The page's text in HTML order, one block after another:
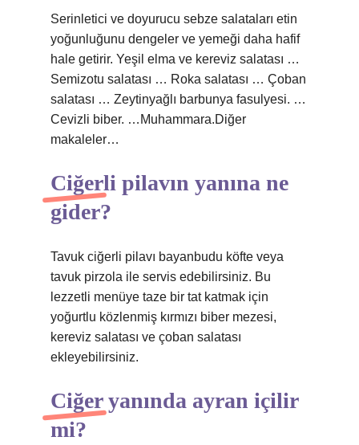
Serinletici ve doyurucu sebze salataları etin
yoğunluğunu dengeler ve yemeği daha hafif
hale getirir. Yeşil elma ve kereviz salatası …
Semizotu salatası … Roka salatası … Çoban
salatası … Zeytinyağlı barbunya fasulyesi. …
Cevizli biber. …Muhammara.Diğer
makaleler…
Ciğerli pilavın yanına ne
gider?
Tavuk ciğerli pilavı bayanbudu köfte veya
tavuk pirzola ile servis edebilirsiniz. Bu
lezzetli menüye taze bir tat katmak için
yoğurtlu közlenmiş kırmızı biber mezesi,
kereviz salatası ve çoban salatası
ekleyebilirsiniz.
Ciğer yanında ayran içilir
mi?